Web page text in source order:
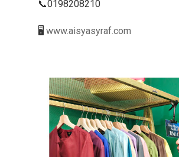
📞0198208210
🖥️ www.aisyasyraf.com